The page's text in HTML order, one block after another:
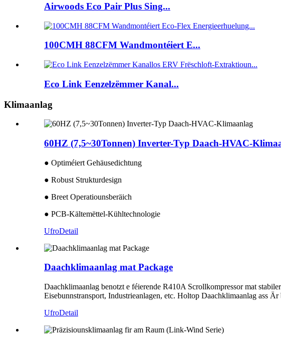
Airwoods Eco Pair Plus Sing...
100CMH 88CFM Wandmontéiert E...
Eco Link Eenzelzëmmer Kanal...
Klimaanlag
60HZ (7,5~30Tonnen) Inverter-Typ Daach-HVAC-
● Optiméiert Gehäusedichtung
● Robust Strukturdesign
● Breet Operatiounsberäich
● PCB-Kältemëttel-Kühltechnologie
UfroDetail
Daachklimaanlag mat Package
Daachklimaanlag benotzt e féierende R410A Scrollkompressor mat
Eisebunnstransport, Industrieanlagen, etc. Holtop Daachklimaanlag ass
UfroDetail